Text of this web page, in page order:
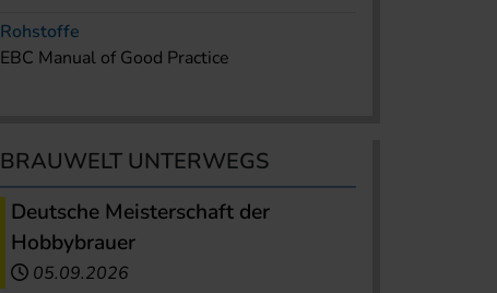
Rohstoffe
EBC Manual of Good Practice
BRAUWELT UNTERWEGS
Deutsche Meisterschaft der
Hobbybrauer
05.09.2026